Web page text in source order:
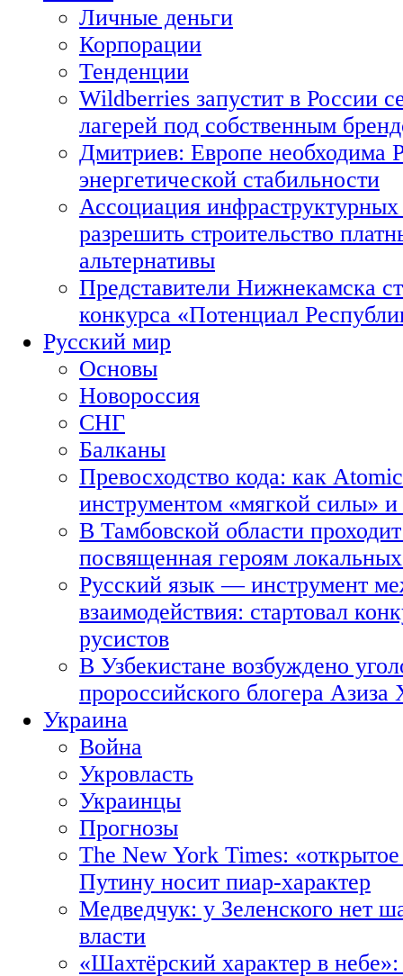
Личные деньги
Корпорации
Тенденции
Wildberries запустит в России
лагерей под собственным
Дмитриев: Европе необходима
энергетической стабильности
Ассоциация
разрешить строительство
альтернативы
Представители Нижнекамска
конкурса «Потенциал
Русский мир
Основы
Новороссия
СНГ
Балканы
Превосходство кода: как
инструментом «мягкой силы» и
В Тамбовской области
посвященная героям
Русский язык — инструмент
взаимодействия: стартовал
русистов
В Узбекистане возбуждено
пророссийского блогера Азиза
Украина
Война
Укровласть
Украинцы
Прогнозы
The New York Times:
Путину носит пиар-характер
Медведчук: у Зеленского нет
власти
«Шахтёрский характер в